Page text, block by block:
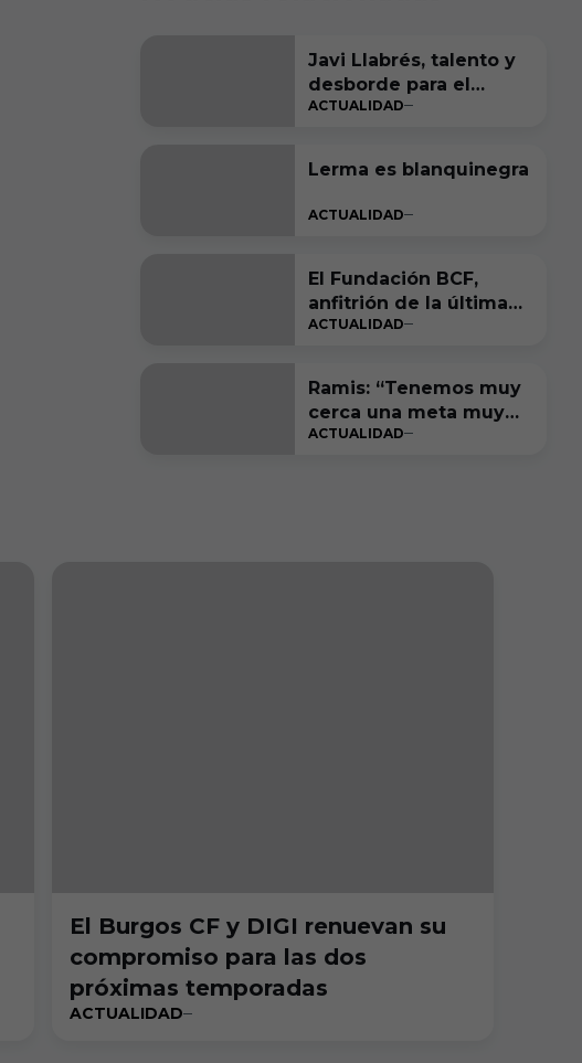
Javi Llabrés, talento y
desborde para el
ataque del Burgos CF
ACTUALIDAD
Lerma es blanquinegra
ACTUALIDAD
El Fundación BCF,
anfitrión de la última
gran fiesta de LALIGA
ACTUALIDAD
Ramis: “Tenemos muy
cerca una meta muy
bonita de cumplir”
ACTUALIDAD
El Burgos CF y DIGI renuevan su
compromiso para las dos
próximas temporadas
ACTUALIDAD